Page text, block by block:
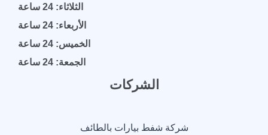
الثلاثاء: 24 ساعة
الأربعاء: 24 ساعة
الخميس: 24 ساعة
الجمعة: 24 ساعة
الشركات
شركة شفط بيارات بالطائف